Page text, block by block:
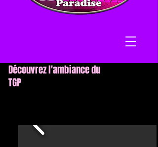
Découvrez l'ambiance du
TGP